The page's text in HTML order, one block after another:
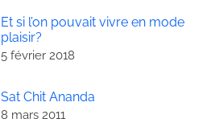
Et si l’on pouvait vivre en mode
plaisir?
5 février 2018
Sat Chit Ananda
8 mars 2011